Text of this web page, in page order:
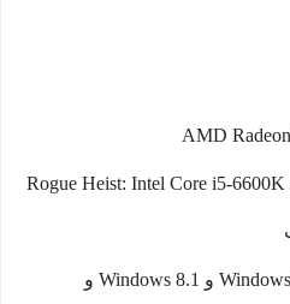
نظام التشغيل: 64 بت Windows 7 و Windows 8.1 و